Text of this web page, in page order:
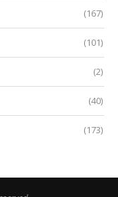
(167)
(101)
(2)
(40)
(173)